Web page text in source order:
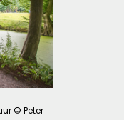
© Peter